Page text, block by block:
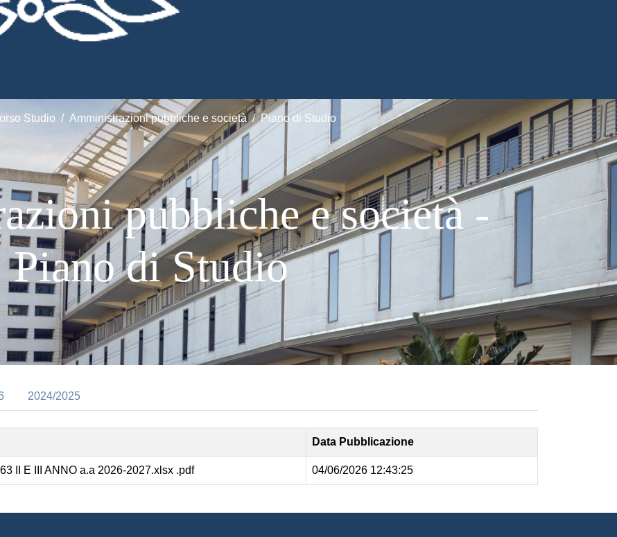
Studio Amministrazioni pubbliche e società Piano di Studio
pubbliche e società -
Piano di Studio
2024/2025
Data Pubblicazione
II E III ANNO a.a 2026-2027.xlsx .pdf 04/06/2026 12:43:25